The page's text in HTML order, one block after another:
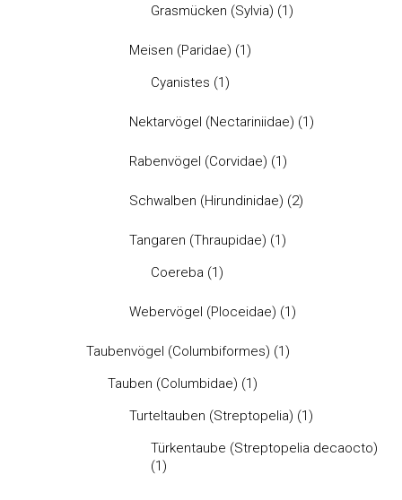
Grasmücken (Sylvia) (1)
Meisen (Paridae) (1)
Cyanistes (1)
Nektarvögel (Nectariniidae) (1)
Rabenvögel (Corvidae) (1)
Schwalben (Hirundinidae) (2)
Tangaren (Thraupidae) (1)
Coereba (1)
Webervögel (Ploceidae) (1)
Taubenvögel (Columbiformes) (1)
Tauben (Columbidae) (1)
Turteltauben (Streptopelia) (1)
Türkentaube (Streptopelia decaocto)
(1)